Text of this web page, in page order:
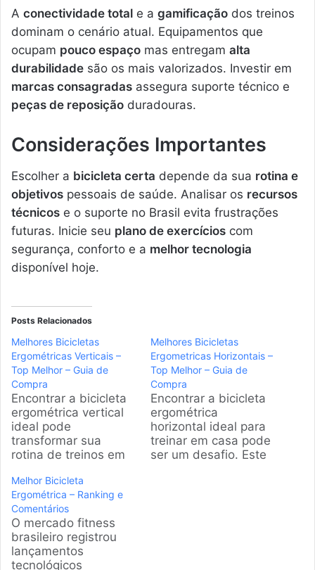
A conectividade total e a gamificação dos treinos
dominam o cenário atual. Equipamentos que
ocupam pouco espaço mas entregam alta
durabilidade são os mais valorizados. Investir em
marcas consagradas assegura suporte técnico e
peças de reposição duradouras.
Considerações Importantes
Escolher a bicicleta certa depende da sua rotina e
objetivos pessoais de saúde. Analisar os recursos
técnicos e o suporte no Brasil evita frustrações
futuras. Inicie seu plano de exercícios com
segurança, conforto e a melhor tecnologia
disponível hoje.
Posts Relacionados
Melhores Bicicletas
Ergométricas Verticais –
Top Melhor – Guia de
Compra
Encontrar a bicicleta
ergométrica vertical
ideal pode
transformar sua
rotina de treinos em
analisa os principais
modelos disponíveis
no Brasil, ajudando
você a escolher o
equipamento perfeito
para seus objetivos
Melhores Bicicletas
Ergometricas Horizontais –
Top Melhor – Guia de
Compra
Encontrar a bicicleta
ergométrica
horizontal ideal para
treinar em casa pode
ser um desafio. Este
Melhor Bicicleta
Ergométrica – Ranking e
Comentários
O mercado fitness
brasileiro registrou
lançamentos
tecnológicos